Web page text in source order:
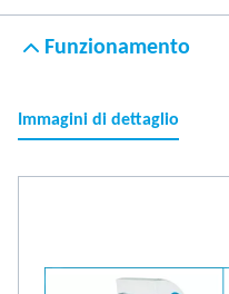
Funzionamento
Immagini di dettaglio